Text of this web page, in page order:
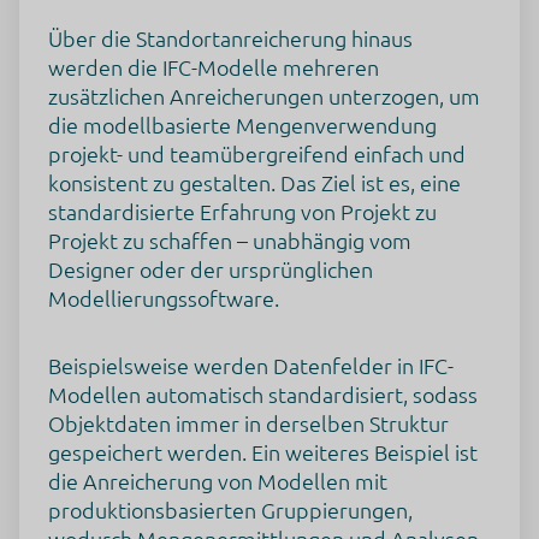
Über die Standortanreicherung hinaus
werden die IFC-Modelle mehreren
zusätzlichen Anreicherungen unterzogen, um
die modellbasierte Mengenverwendung
projekt- und teamübergreifend einfach und
konsistent zu gestalten. Das Ziel ist es, eine
standardisierte Erfahrung von Projekt zu
Projekt zu schaffen – unabhängig vom
Designer oder der ursprünglichen
Modellierungssoftware.
Beispielsweise werden Datenfelder in IFC-
Modellen automatisch standardisiert, sodass
Objektdaten immer in derselben Struktur
gespeichert werden. Ein weiteres Beispiel ist
die Anreicherung von Modellen mit
produktionsbasierten Gruppierungen,
Falls die Daten in die USA übertragen werden, besteht das
Risiko, dass Ihre Daten von US Behörden zu Kontroll- und
Überwachungszwecken verarbeitet werden können, ohne
dass Ihnen möglicherweise Rechtsbehelfsmöglichkeiten
zustehen. Nachfolgend finden Sie eine Liste der Länder, in
die die Daten übertragen werden. Dies kann für
verschiedene Zwecke der Fall sein, z. B. zum Speichern oder
Verarbeiten.
Weltweit
Klicken Sie hier, um die Datenschutzbestimmungen des
Datenverarbeiters zu lesen
https://policies.google.com/privacy?hl=en
https://safety.google/privacy/privacy-controls/
Klicken Sie hier, um die Cookie-Richtlinie des
Datenverarbeiters zu lesen
https://www.google.com/intl/de/tagmanager/use-
policy.html
Google Analytics